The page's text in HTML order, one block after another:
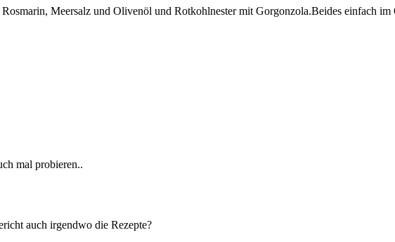
Meersalz und Olivenöl und Rotkohlnester mit Gorgonzola.Beides einfach
mal probieren..
auch irgendwo die Rezepte?